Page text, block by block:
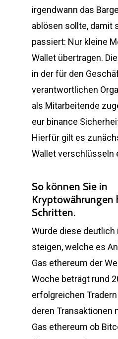
irgendwann das
ablösen sollte, damit
passiert: Nur kleine
Wallet übertragen.
in der für den
verantwortlichen
als Mitarbeitende
eur binance
Hierfür gilt es
Wallet verschlüsseln
So können Sie in
Kryptowährungen
Schritten.
Würde diese deutlich
steigen, welche es
Gas ethereum der
Woche beträgt rund
erfolgreichen
deren Transaktionen
Gas ethereum ob